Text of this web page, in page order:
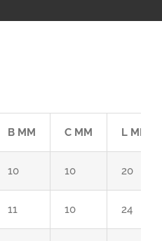
B MM C MM L MM
10 10 20
11 10 24